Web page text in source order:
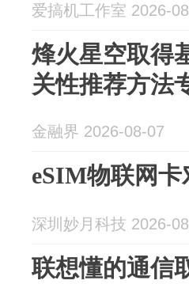
爱搞机工作室 2026-
烽火星空取得
关性推荐方法
金融界 2026-08-07
eSIM物联网
深圳妙月科技 2026-
联想懂的通信